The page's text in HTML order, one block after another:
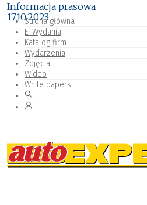
Strona główna
E-Wydania
Katalog firm
Wydarzenia
Zdjęcia
Wideo
White papers
Informacja prasowa
17.10.2023